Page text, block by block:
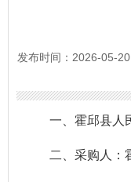
发布时间：2026-05-
一、霍邱县人
二、采购人：